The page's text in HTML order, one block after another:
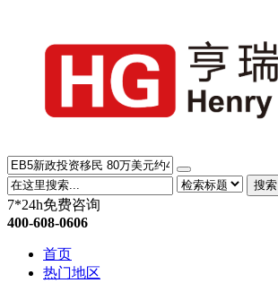
搜索
7*24h免费咨询
400-608-0606
首页
热门地区